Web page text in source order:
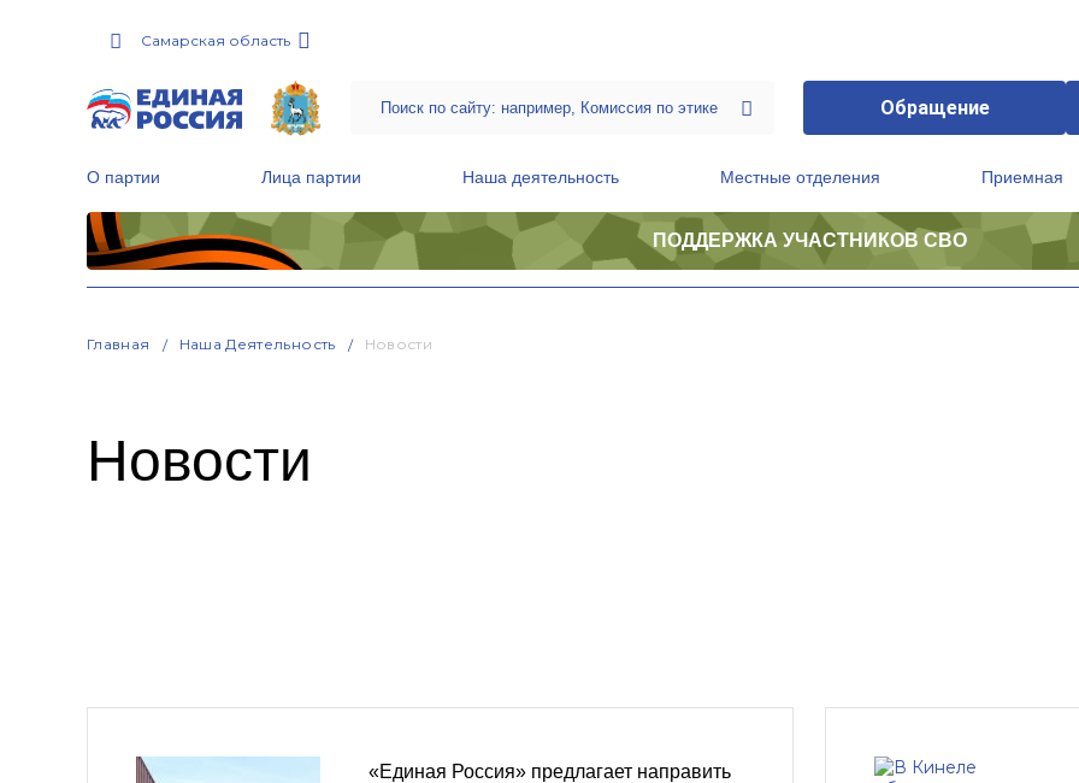
Самарская область
Обращение
О партии Лица партии Наша деятельность Местные отделения Приемная
ПОДДЕРЖКА УЧАСТНИКОВ СВО
Главная Наша Деятельность Новости
Новости
«Единая Россия» предлагает направить